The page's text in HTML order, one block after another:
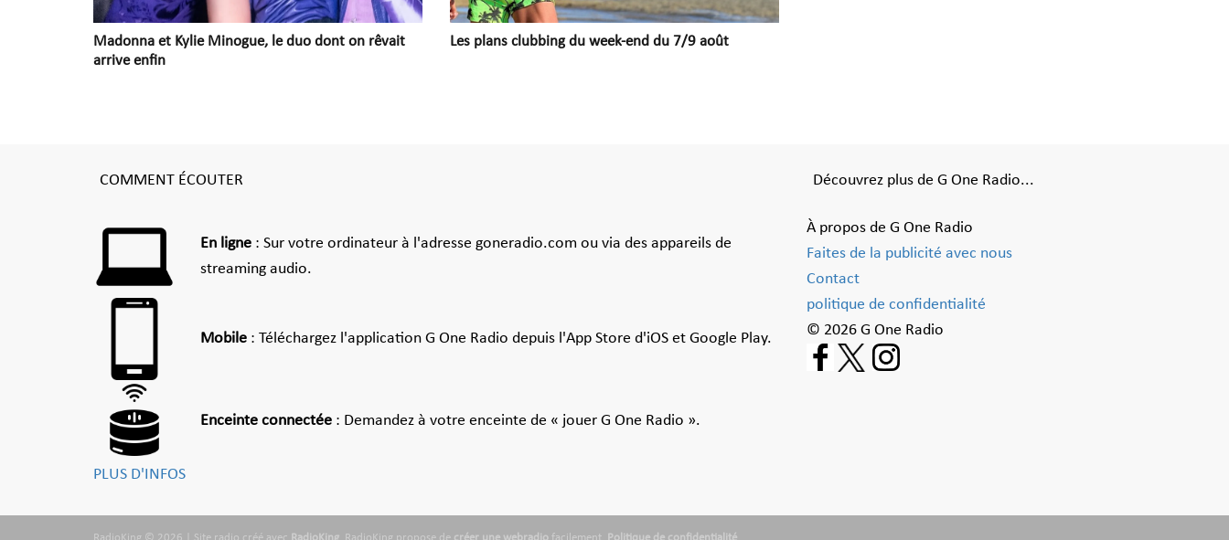
Madonna et Kylie Minogue, le duo dont on rêvait
arrive enfin
Les plans clubbing du week-end du 7/9 août
COMMENT ÉCOUTER
En ligne : Sur votre ordinateur à l'adresse goneradio.com ou via des appareils de
streaming audio.
Mobile : Téléchargez l'application G One Radio depuis l'App Store d'iOS et Google Play.
Enceinte connectée : Demandez à votre enceinte de « jouer G One Radio ».
PLUS D'INFOS
Découvrez plus de G One Radio...
À propos de G One Radio
Faites de la publicité avec nous
Contact
politique de confidentialité
© 2026 G One Radio